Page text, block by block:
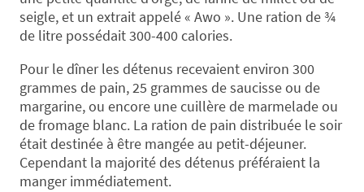
seigle, et un extrait appelé « Awo ». Une ration de ¾
de litre possédait 300-400 calories.
Pour le dîner les détenus recevaient environ 300
grammes de pain, 25 grammes de saucisse ou de
margarine, ou encore une cuillère de marmelade ou
de fromage blanc. La ration de pain distribuée le soir
était destinée à être mangée au petit-déjeuner.
Cependant la majorité des détenus préféraient la
manger immédiatement.